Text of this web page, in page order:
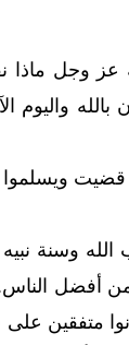
عز وجل ماذا
واليوم
قضيت ويسلموا
الله وسنة
أفضل
متفقين على